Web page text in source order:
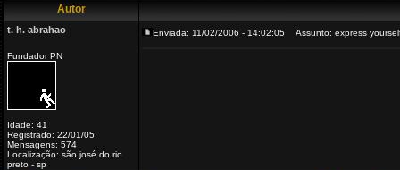
Autor
t. h. abrahao
Fundador PN
Idade: 41
Registrado: 22/01/05
Mensagens: 574
Localização: são josé do rio
preto - sp
Enviada: 11/02/2006 - 14:02:05 Assunto: express